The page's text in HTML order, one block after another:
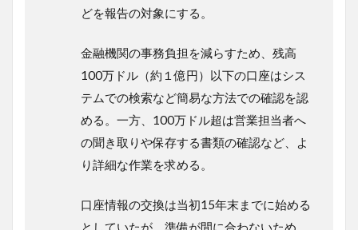
どを報告の対象にする。
金融機関の事務負担を減らすため、残高
100万ドル（約１億円）以下の口座はシス
テムでの検索など簡易な方法での確認を認
める。一方、100万ドル超は営業担当者へ
の聞き取りや保存する書類の確認など、よ
り詳細な作業を求める。
口座情報の交換は当初15年末までに始める
としていたが、準備が間に合わないため、